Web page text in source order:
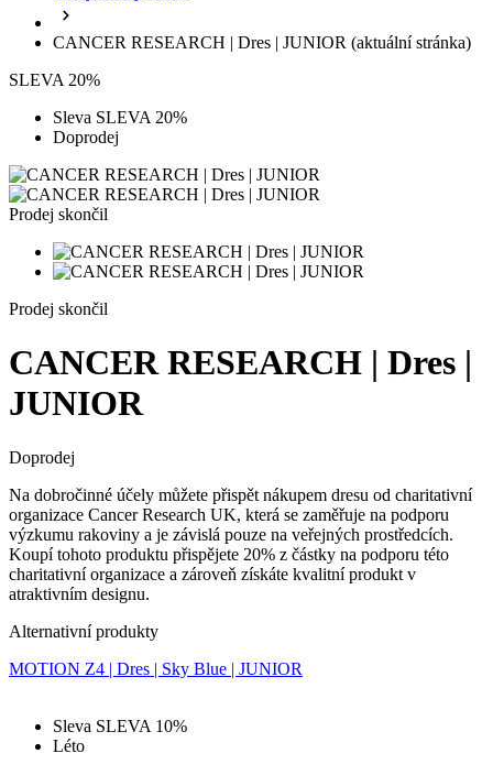
CANCER RESEARCH | Dres | JUNIOR (aktuální stránka)
SLEVA 20%
Sleva SLEVA 20%
Doprodej
Prodej skončil
Prodej skončil
CANCER RESEARCH | Dres |
JUNIOR
Doprodej
Na dobročinné účely můžete přispět nákupem dresu od charitativní
organizace Cancer Research UK, která se zaměřuje na podporu
výzkumu rakoviny a je závislá pouze na veřejných prostředcích.
Koupí tohoto produktu přispějete 20% z částky na podporu této
charitativní organizace a zároveň získáte kvalitní produkt v
atraktivním designu.
Alternativní produkty
MOTION Z4 | Dres | Sky Blue | JUNIOR
Sleva SLEVA 10%
Léto